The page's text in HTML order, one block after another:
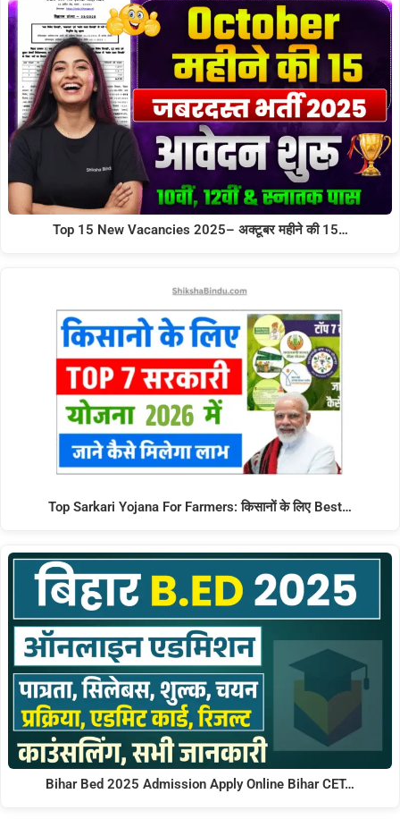
Top 15 New Vacancies 2025– अक्टूबर महीने की 15…
Top Sarkari Yojana For Farmers: किसानों के लिए Best…
Bihar Bed 2025 Admission Apply Online Bihar CET…